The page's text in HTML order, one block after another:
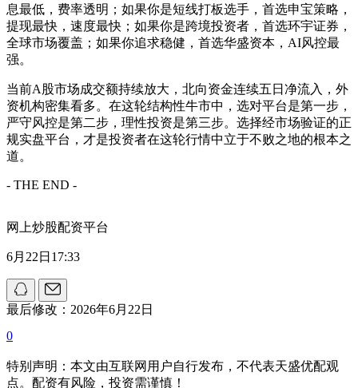
息最低，费率透明；如果你是短线打板选手，首选申宝策略，
提现最快，速度最快；如果你是跨境投资者，首选环宇证券，
全球市场覆盖；如果你追求稳健，首选华盛资本，AI风控最
强。
当前A股市场成交额持续放大，北向资金连续五日净流入，外
资机构密集看多。在这轮结构性牛市中，选对平台是第一步，
严守风控是第二步，理性投资是第三步。选择经市场验证的正
规实盘平台，才是投资者在这轮行情中立于不败之地的根本之
道。
- THE END -
网上炒股配资平台
6月22日17:33
最后修改：2026年6月22日
0
特别声明：本文由互联网用户自行发布，不代表天盛优配观
点。配资有风险，投资需谨慎！